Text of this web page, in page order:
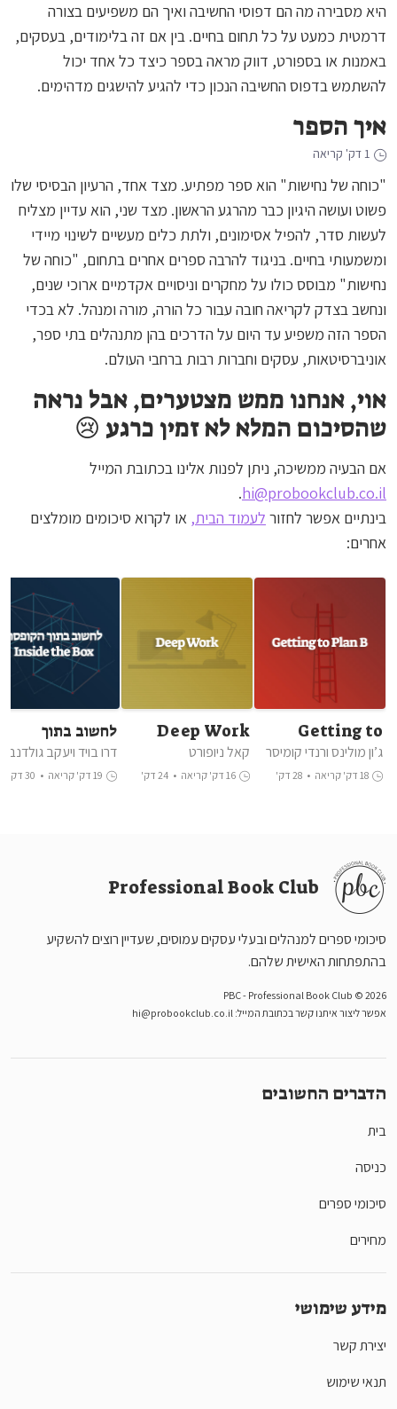
היא מסבירה מה הם דפוסי החשיבה ואיך הם משפיעים בצורה
דרמטית כמעט על כל תחום בחיים. בין אם זה בלימודים, בעסקים,
באמנות או בספורט, דווק מראה בספר כיצד כל אחד יכול
להשתמש בדפוס החשיבה הנכון כדי להגיע להישגים מדהימים.
איך הספר
"כוחה של נחישות" הוא ספר מפתיע. מצד אחד, הרעיון הבסיסי שלו
פשוט ועושה היגיון כבר מהרגע הראשון. מצד שני, הוא עדיין מצליח
לעשות סדר, להפיל אסימונים, ולתת כלים מעשיים לשינוי מיידי
ומשמעותי בחיים. בניגוד להרבה ספרים אחרים בתחום, "כוחה של
נחישות" מבוסס כולו על מחקרים וניסויים אקדמיים ארוכי שנים,
ונחשב בצדק לקריאה חובה עבור כל הורה, מורה ומנהל. לא בכדי
הספר הזה משפיע עד היום על הדרכים בהן מתנהלים בתי ספר,
אוניברסיטאות, עסקים וחברות רבות ברחבי העולם.
אוי, אנחנו ממש מצטערים, אבל נראה
שהסיכום המלא לא זמין כרגע 😢
אם הבעיה ממשיכה, ניתן לפנות אלינו בכתובת המייל
hi@probookclub.co.il
.
בינתיים אפשר לחזור לעמוד הבית, או לקרוא סיכומים מומלצים
אחרים:
Getting to
Plan B
ג’ון מולינס ורנדי קומיסר
•
28 דק'
Deep Work
קאל ניופורט
•
24 דק'
לחשוב בתוך
הקופסה
דרו בויד ויעקב
•
30 דק'
Professional Book Club
סיכומי ספרים למנהלים ובעלי עסקים עמוסים, שעדיין רוצים להשקיע
בהתפתחות האישית שלהם.
PBC - Professional Book Club © 2026
אפשר ליצור איתנו קשר בכתובת המייל: hi@probookclub.co.il
הדברים החשובים
בית
כניסה
סיכומי ספרים
מחירים
מידע שימושי
יצירת קשר
תנאי שימוש